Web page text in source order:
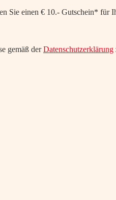
Sie einen € 10.- Gutschein* für
gemäß derDatenschutzerklärung